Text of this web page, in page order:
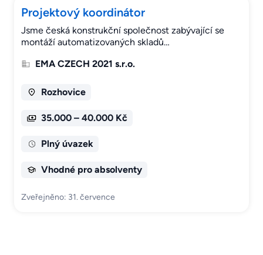
Projektový koordinátor
Jsme česká konstrukční společnost zabývající se
montáží automatizovaných skladů…
EMA CZECH 2021 s.r.o.
Rozhovice
35.000 – 40.000 Kč
Plný úvazek
Vhodné pro absolventy
Zveřejněno: 31. července